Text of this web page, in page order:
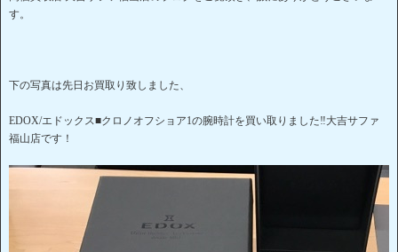
す。
下の写真は先日お買取り致しました、
EDOX/エドックス■クロノオフショア1の腕時計を買い取りました‼大吉サファ
福山店です！